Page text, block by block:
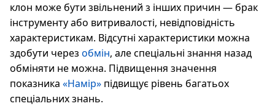
клон може бути звільнений з інших причин — брак
інструменту або витривалості, невідповідність
характеристикам. Відсутні характеристики можна
здобути через обмін, але спеціальні знання назад
обміняти не можна. Підвищення значення
показника «Намір» підвищує рівень багатьох
спеціальних знань.